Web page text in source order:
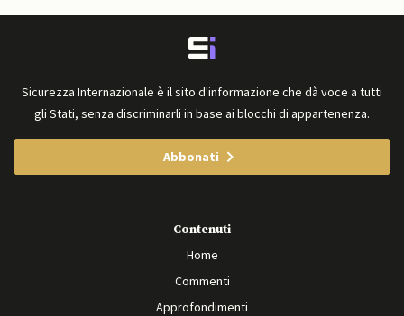
Sicurezza Internazionale è il sito d'informazione che dà voce a tutti
gli Stati, senza discriminarli in base ai blocchi di appartenenza.
Abbonati
Contenuti
Home
Commenti
Approfondimenti